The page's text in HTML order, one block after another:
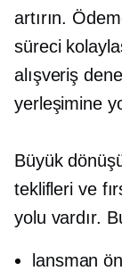
artırın.
süreci
alışveriş
yerleşimine
Büyük
teklifleri ve
yolu vardır.
lansman